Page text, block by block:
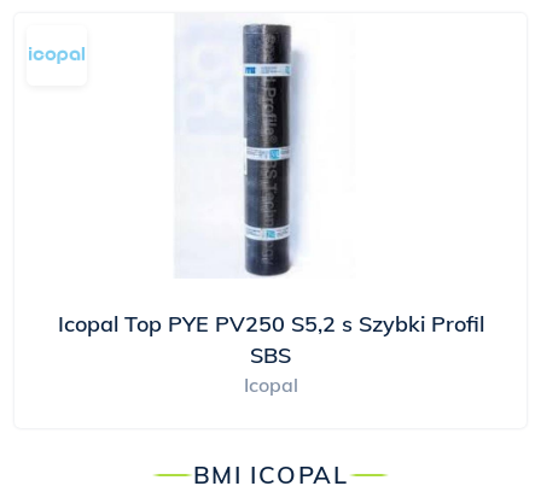
Icopal Top PYE PV250 S5,2 s Szybki Profil
SBS
Icopal
BMI ICOPAL